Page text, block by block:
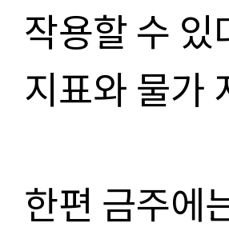
작용할 수
지표와 물가
한편 금주에